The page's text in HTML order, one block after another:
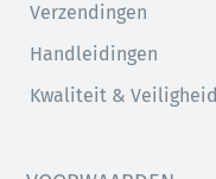
Verzendingen
Handleidingen
Kwaliteit & Veiligheid